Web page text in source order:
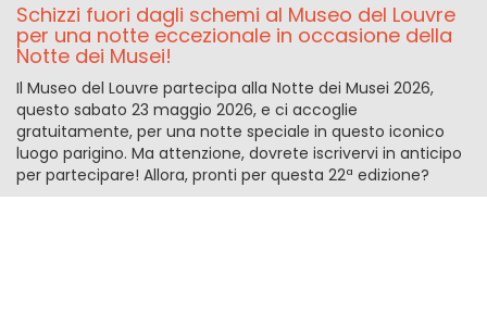
Schizzi fuori dagli schemi al Museo del Louvre
per una notte eccezionale in occasione della
Notte dei Musei!
Il Museo del Louvre partecipa alla Notte dei Musei 2026,
questo sabato 23 maggio 2026, e ci accoglie
gratuitamente, per una notte speciale in questo iconico
luogo parigino. Ma attenzione, dovrete iscrivervi in anticipo
per partecipare! Allora, pronti per questa 22ª edizione?